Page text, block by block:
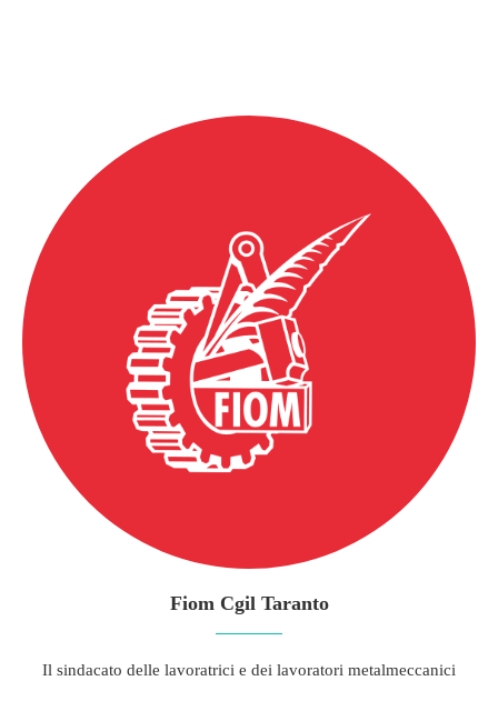
Fiom Cgil Taranto
Il sindacato delle lavoratrici e dei lavoratori metalmeccanici